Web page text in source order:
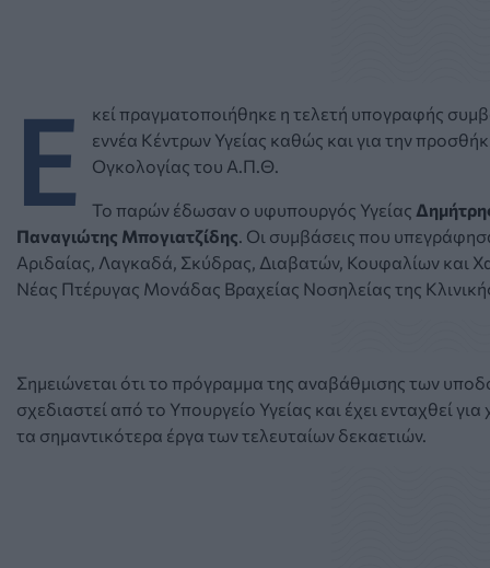
Ε
κεί πραγματοποιήθηκε η τελετή υπογραφής
εννέα Κέντρων Υγείας καθώς και για την
Ογκολογίας του Α.Π.Θ.
Το παρών έδωσαν ο υφυπουργός Υγείας
Παναγιώτης Μπογιατζίδης . Οι συμβάσεις που
Αριδαίας, Λαγκαδά, Σκύδρας, Διαβατών, Κουφαλίων και
Νέας Πτέρυγας Μονάδας Βραχείας Νοσηλείας της
Σημειώνεται ότι το πρόγραμμα της αναβάθμισης των
σχεδιαστεί από το Υπουργείο Υγείας και έχει ενταχθεί
τα σημαντικότερα έργα των τελευταίων δεκαετιών.